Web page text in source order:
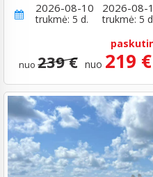
2026-08-10
trukmė: 5 d.
2026-08-
trukmė: 5
nuo 239 € nuo 219 €